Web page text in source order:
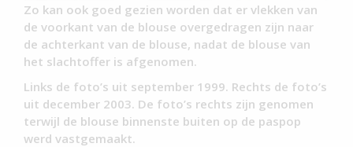
Zo kan ook goed gezien worden dat er vlekken van
de voorkant van de blouse overgedragen zijn naar
de achterkant van de blouse, nadat de blouse van
het slachtoffer is afgenomen.
Links de foto’s uit september 1999. Rechts de foto’s
uit december 2003. De foto’s rechts zijn genomen
terwijl de blouse binnenste buiten op de paspop
werd vastgemaakt.